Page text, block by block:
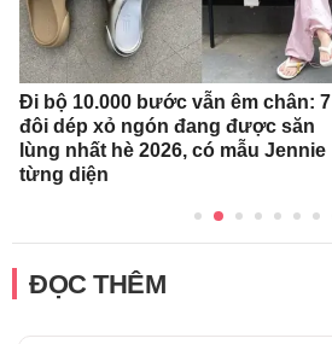
Đi bộ 10.000 bước vẫn êm chân: 7
đôi dép xỏ ngón đang được săn
lùng nhất hè 2026, có mẫu Jennie
từng diện
ĐỌC THÊM